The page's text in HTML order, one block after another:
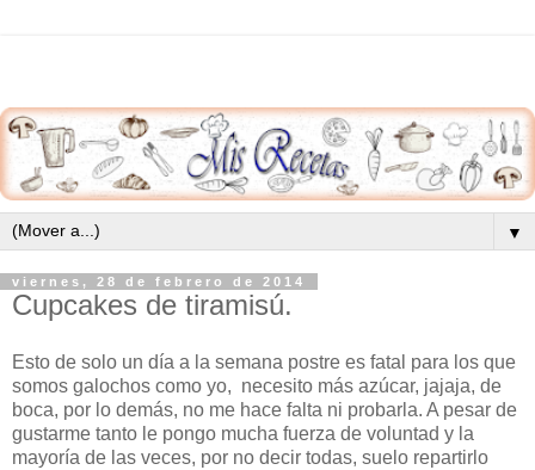
▼
viernes, 28 de febrero de 2014
Cupcakes de tiramisú.
Esto de solo un día a la semana postre es fatal para los que
somos galochos como yo, necesito más azúcar, jajaja, de
boca, por lo demás, no me hace falta ni probarla. A pesar de
gustarme tanto le pongo mucha fuerza de voluntad y la
mayoría de las veces, por no decir todas, suelo repartirlo